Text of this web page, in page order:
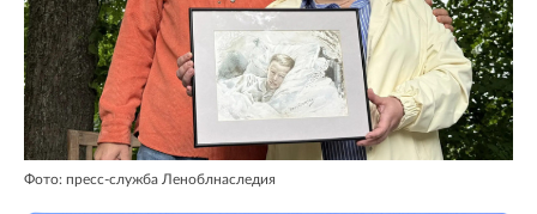
Фото: пресс-служба Леноблнаследия